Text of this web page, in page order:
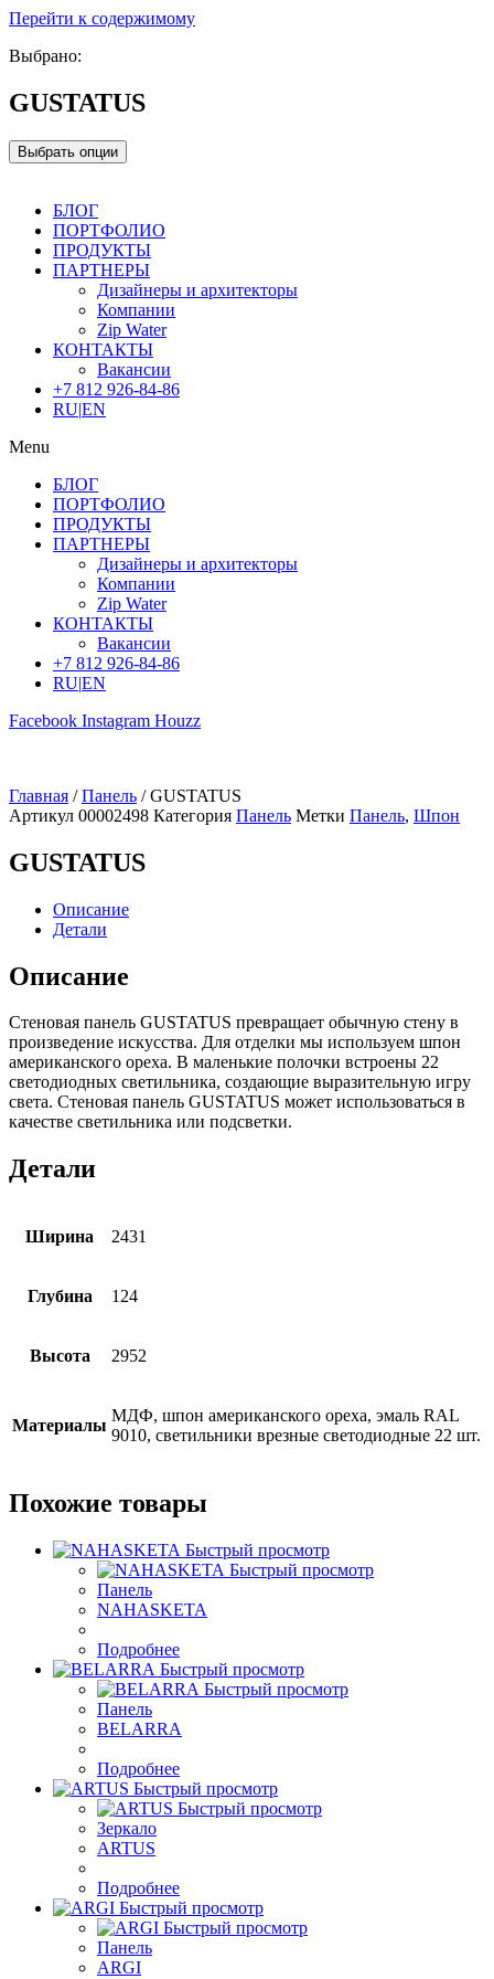
Перейти к содержимому
Выбрано:
GUSTATUS
Выбрать опции
БЛОГ
ПОРТФОЛИО
ПРОДУКТЫ
ПАРТНЕРЫ
Дизайнеры и архитекторы
Компании
Zip Water
КОНТАКТЫ
Вакансии
+7 812 926-84-86
RU|EN
Menu
БЛОГ
ПОРТФОЛИО
ПРОДУКТЫ
ПАРТНЕРЫ
Дизайнеры и архитекторы
Компании
Zip Water
КОНТАКТЫ
Вакансии
+7 812 926-84-86
RU|EN
Facebook Instagram Houzz
Главная /Панель / GUSTATUS
Артикул 00002498 Категория Панель Метки Панель, Шпон
GUSTATUS
Описание
Детали
Описание
Стеновая панель GUSTATUS превращает обычную стену в
произведение искусства. Для отделки мы используем шпон
американского ореха. В маленькие полочки встроены 22
светодиодных светильника, создающие выразительную игру
света. Стеновая панель GUSTATUS может использоваться в
качестве светильника или подсветки.
Детали
Ширина 2431
Глубина 124
Высота 2952
Материалы
МДФ, шпон американского ореха, эмаль RAL
9010, светильники врезные светодиодные 22 шт.
Похожие товары
Быстрый просмотр
Быстрый просмотр
Панель
NAHASKETA
Подробнее
Быстрый просмотр
Быстрый просмотр
Панель
BELARRA
Подробнее
Быстрый просмотр
Быстрый просмотр
Зеркало
ARTUS
Подробнее
Быстрый просмотр
Быстрый просмотр
Панель
ARGI